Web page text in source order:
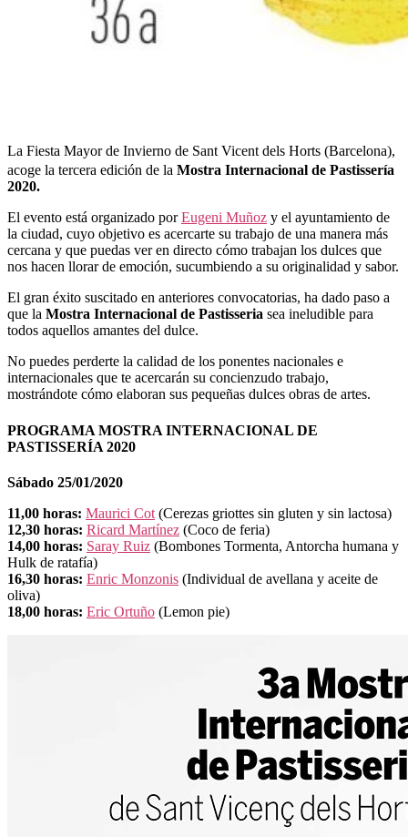
La Fiesta Mayor de Invierno de Sant Vicent dels Horts (Barcelona),
acoge la tercera edición de la Mostra Internacional de Pastissería
2020.
El evento está organizado porEugeni Muñoz y el ayuntamiento de
la ciudad, cuyo objetivo es acercarte su trabajo de una manera más
cercana y que puedas ver en directo cómo trabajan los dulces que
nos hacen llorar de emoción, sucumbiendo a su originalidad y sabor.
El gran éxito suscitado en anteriores convocatorias, ha dado paso a
que la Mostra Internacional de Pastisseria sea ineludible para
todos aquellos amantes del dulce.
No puedes perderte la calidad de los ponentes nacionales e
internacionales que te acercarán su concienzudo trabajo,
mostrándote cómo elaboran sus pequeñas dulces obras de artes.
PROGRAMA MOSTRA INTERNACIONAL DE
PASTISSERÍA 2020
Sábado 25/01/2020
11,00 horas: Maurici Cot (Cerezas griottes sin gluten y sin lactosa)
12,30 horas: Ricard Martínez (Coco de feria)
14,00 horas: Saray Ruiz (Bombones Tormenta, Antorcha humana y
Hulk de ratafía)
16,30 horas: Enric Monzonis (Individual de avellana y aceite de
oliva)
18,00 horas: Eric Ortuño (Lemon pie)